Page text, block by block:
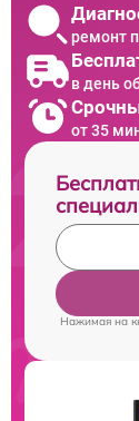
ремонт
в день
от 35
Нажимая на